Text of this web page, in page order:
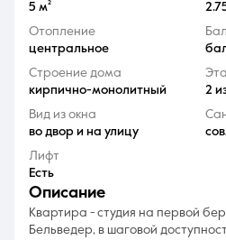
5 м²
Отопление
центральное
Строение дома
кирпично-монолитный
2
Вид из окна
во двор и на улицу
Лифт
Есть
описание
Квартира - студия на первой
Бельведер, в шаговой